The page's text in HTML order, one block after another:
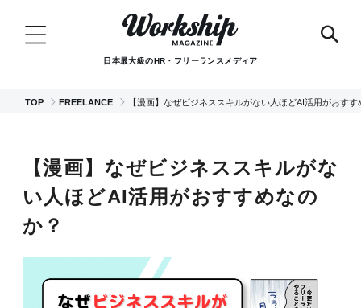
日本最大級のHR・フリーランスメディア
TOP FREELANCE 【漫画】なぜビジネススキルがない人ほどAI活用がおすす
【漫画】なぜビジネススキルがな
い人ほどAI活用がおすすめなの
か？